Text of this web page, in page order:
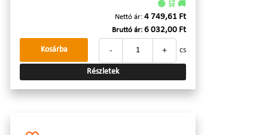
🟢 🛒 🚚
Nettó ár: 4 749,61 Ft
Bruttó ár: 6 032,00 Ft
- + cs
Kosárba
Részletek